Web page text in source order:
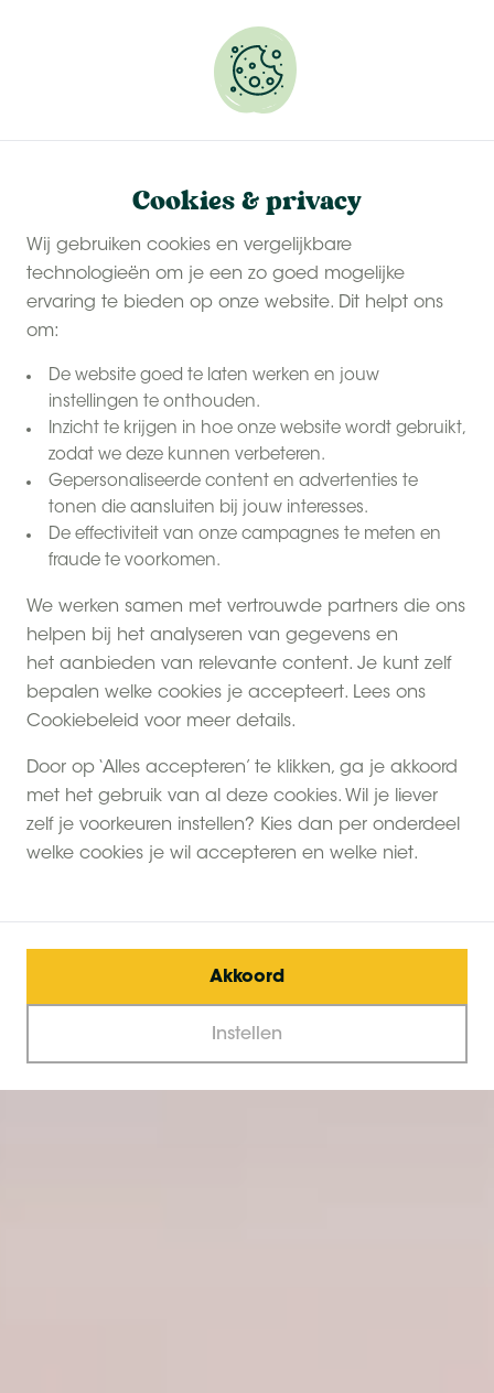
Cookies & privacy
Wij gebruiken cookies en vergelijkbare
technologieën om je een zo goed mogelijke
ervaring te bieden op onze website. Dit helpt ons
om:
De website goed te laten werken en jouw
instellingen te onthouden.
Inzicht te krijgen in hoe onze website wordt gebruikt,
zodat we deze kunnen verbeteren.
Gepersonaliseerde content en advertenties te
tonen die aansluiten bij jouw interesses.
De effectiviteit van onze campagnes te meten en
fraude te voorkomen.
We werken samen met vertrouwde partners die ons
helpen bij het analyseren van gegevens en
het aanbieden van relevante content. Je kunt zelf
bepalen welke cookies je accepteert. Lees ons
Cookiebeleid voor meer details.
Door op ‘Alles accepteren’ te klikken, ga je akkoord
met het gebruik van al deze cookies. Wil je liever
zelf je voorkeuren instellen? Kies dan per onderdeel
welke cookies je wil accepteren en welke niet.
Akkoord
Instellen
Reserveer snel jouw plekje.